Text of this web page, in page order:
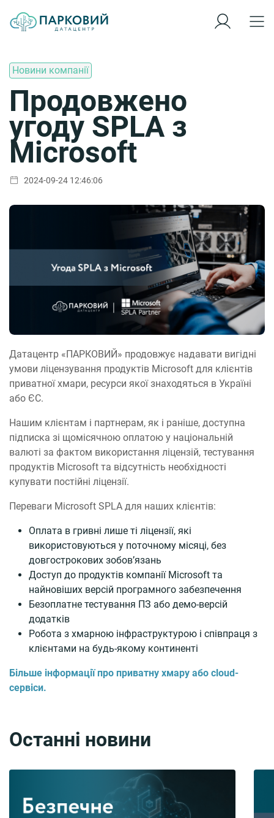
Новини компанії
Продовжено
угоду SPLA з
Microsoft
2024-09-24 12:46:06
Датацентр «ПАРКОВИЙ» продовжує надавати вигідні
умови ліцензування продуктів Microsoft для клієнтів
приватної хмари, ресурси якої знаходяться в Україні
або ЄС.
Нашим клієнтам і партнерам, як і раніше, доступна
підписка зі щомісячною оплатою у національній
валюті за фактом використання ліцензій, тестування
продуктів Microsoft та відсутність необхідності
купувати постійні ліцензії.
Переваги Microsoft SPLA для наших клієнтів:
Оплата в гривні лише ті ліцензії, які
використовуються у поточному місяці, без
довгострокових зобов’язань
Доступ до продуктів компанії Microsoft та
найновіших версій програмного забезпечення
Безоплатне тестування ПЗ або демо-версій
додатків
Робота з хмарною інфраструктурою і співпраця з
клієнтами на будь-якому континенті
Більше інформації про приватну хмару або cloud-
сервіси.
Останні новини